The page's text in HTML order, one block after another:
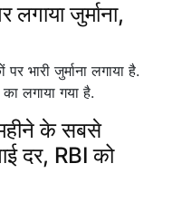
जुर्माना,
भारी जुर्माना लगाया है.
लगाया गया है.
के सबसे
दर, RBI को